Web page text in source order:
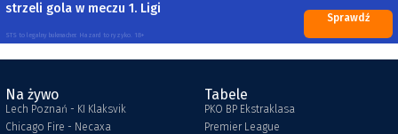
strzeli gola w meczu 1. Ligi
STS to legalny bukmacher. Hazard to ryzyko. 18+
Sprawdź
Na żywo
Lech Poznań - KI Klaksvik
Chicago Fire - Necaxa
Tabele
PKO BP Ekstraklasa
Premier League